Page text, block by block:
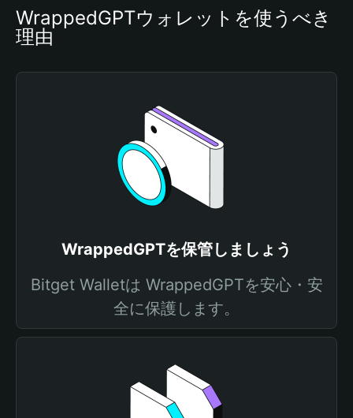
WrappedGPTウォレットを使うべき
理由
WrappedGPTを保管しましょう
Bitget Walletは WrappedGPTを安心・安
全に保護します。